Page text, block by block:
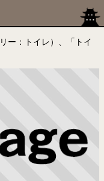
ー：トイレ）、「トイ